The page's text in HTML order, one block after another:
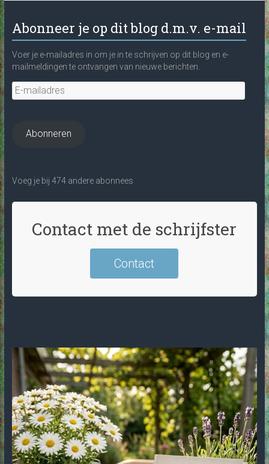
Abonneer je op dit blog d.m.v. e-mail
Voer je e-mailadres in om je in te schrijven op dit blog en e-
mailmeldingen te ontvangen van nieuwe berichten.
E-
mailadres
Abonneren
Voeg je bij 474 andere abonnees
Contact met de schrijfster
Contact